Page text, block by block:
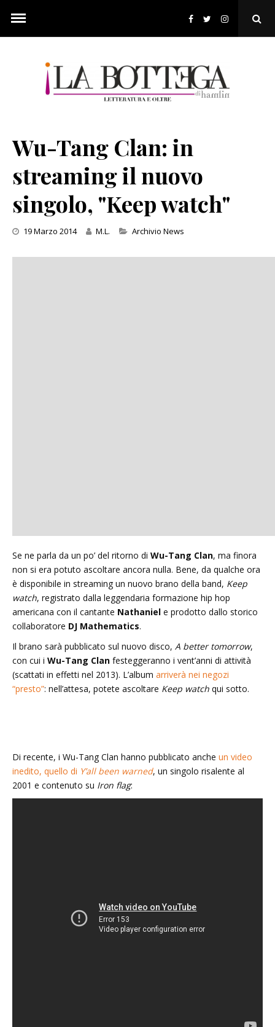
content
Wu-Tang Clan: in
streaming il nuovo
singolo, "Keep watch"
19 Marzo 2014 M.L. Categories
Archivio News
Se ne parla da un po’ del ritorno di Wu-Tang Clan, ma finora
non si era potuto ascoltare ancora nulla. Bene, da qualche ora
è disponibile in streaming un nuovo brano della band, Keep
watch, registrato dalla leggendaria formazione hip hop
americana con il cantante Nathaniel e prodotto dallo storico
collaboratore DJ Mathematics.
Il brano sarà pubblicato sul nuovo disco, A better tomorrow,
con cui i Wu-Tang Clan festeggeranno i vent’anni di attività
(scattati in effetti nel 2013). L’album arriverà nei negozi
“presto”: nell’attesa, potete ascoltare Keep watch qui sotto.
Di recente, i Wu-Tang Clan hanno pubblicato anche un video
inedito, quello di Y’all been warned, un singolo risalente al
2001 e contenuto su Iron flag: